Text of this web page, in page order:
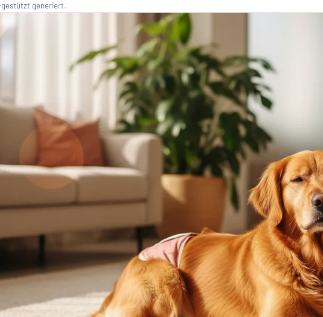
gestützt generiert.